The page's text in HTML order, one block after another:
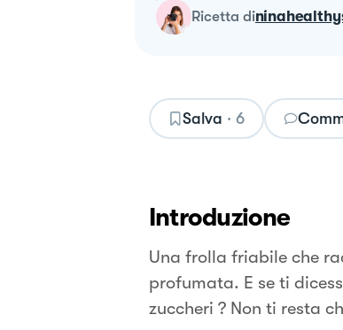
ricetta di
Salva · 6
Introduzione
Una frolla friabile che
profumata. E se ti
zuccheri ? Non ti resta